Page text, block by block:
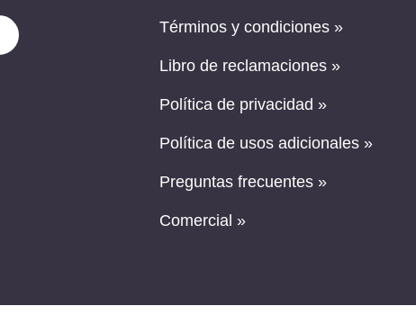
Términos y condiciones »
Libro de reclamaciones »
Política de privacidad »
Política de usos adicionales »
Preguntas frecuentes »
Comercial »